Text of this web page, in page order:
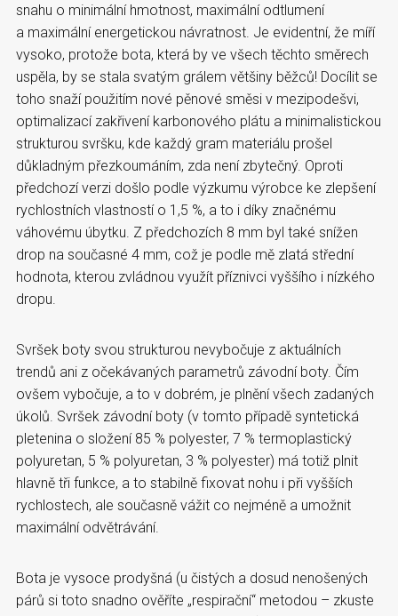
snahu o minimální hmotnost, maximální odtlumení
a maximální energetickou návratnost. Je evidentní, že míří
vysoko, protože bota, která by ve všech těchto směrech
uspěla, by se stala svatým grálem většiny běžců! Docílit se
toho snaží použitím nové pěnové směsi v mezipodešvi,
optimalizací zakřivení karbonového plátu a minimalistickou
strukturou svršku, kde každý gram materiálu prošel
důkladným přezkoumáním, zda není zbytečný. Oproti
předchozí verzi došlo podle výzkumu výrobce ke zlepšení
rychlostních vlastností o 1,5 %, a to i díky značnému
váhovému úbytku. Z předchozích 8 mm byl také snížen
drop na současné 4 mm, což je podle mě zlatá střední
hodnota, kterou zvládnou využít příznivci vyššího i nízkého
dropu.
Svršek boty svou strukturou nevybočuje z aktuálních
trendů ani z očekávaných parametrů závodní boty. Čím
ovšem vybočuje, a to v dobrém, je plnění všech zadaných
úkolů. Svršek závodní boty (v tomto případě syntetická
pletenina o složení 85 % polyester, 7 % termoplastický
polyuretan, 5 % polyuretan, 3 % polyester) má totiž plnit
hlavně tři funkce, a to stabilně fixovat nohu i při vyšších
rychlostech, ale současně vážit co nejméně a umožnit
maximální odvětrávání.
Bota je vysoce prodyšná (u čistých a ­dosud ne­no­­še­­ných
párů si toto snadno ověříte „re­spi­rační“ me­todou­ – zkuste